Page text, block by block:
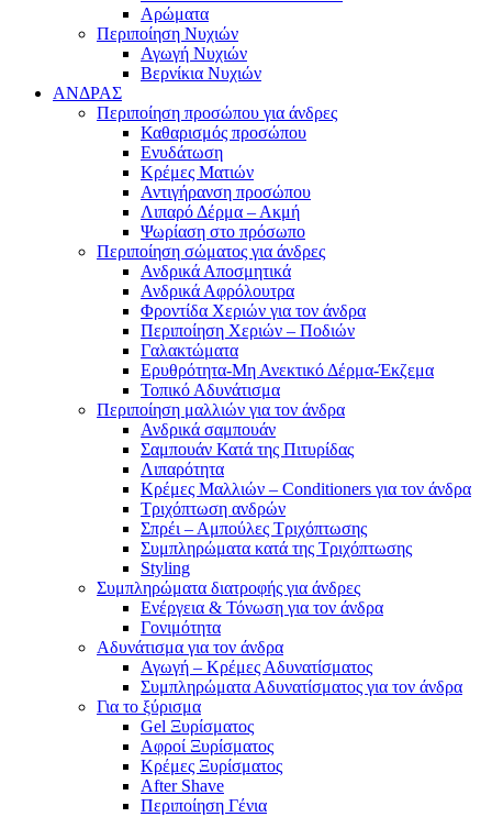
Αρώματα
Περιποίηση Νυχιών
Αγωγή Νυχιών
Βερνίκια Νυχιών
ΑΝΔΡΑΣ
Περιποίηση προσώπου για άνδρες
Καθαρισμός προσώπου
Ενυδάτωση
Κρέμες Ματιών
Αντιγήρανση προσώπου
Λιπαρό Δέρμα – Ακμή
Ψωρίαση στο πρόσωπο
Περιποίηση σώματος για άνδρες
Ανδρικά Αποσμητικά
Ανδρικά Αφρόλουτρα
Φροντίδα Χεριών για τον άνδρα
Περιποίηση Χεριών – Ποδιών
Γαλακτώματα
Ερυθρότητα-Μη Ανεκτικό Δέρμα-Έκζεμα
Τοπικό Αδυνάτισμα
Περιποίηση μαλλιών για τον άνδρα
Ανδρικά σαμπουάν
Σαμπουάν Κατά της Πιτυρίδας
Λιπαρότητα
Κρέμες Μαλλιών – Conditioners για τον άνδρα
Τριχόπτωση ανδρών
Σπρέι – Αμπούλες Τριχόπτωσης
Συμπληρώματα κατά της Τριχόπτωσης
Styling
Συμπληρώματα διατροφής για άνδρες
Ενέργεια & Τόνωση για τον άνδρα
Γονιμότητα
Αδυνάτισμα για τον άνδρα
Αγωγή – Κρέμες Αδυνατίσματος
Συμπληρώματα Αδυνατίσματος για τον άνδρα
Για το ξύρισμα
Gel Ξυρίσματος
Αφροί Ξυρίσματος
Κρέμες Ξυρίσματος
After Shave
Περιποίηση Γένια